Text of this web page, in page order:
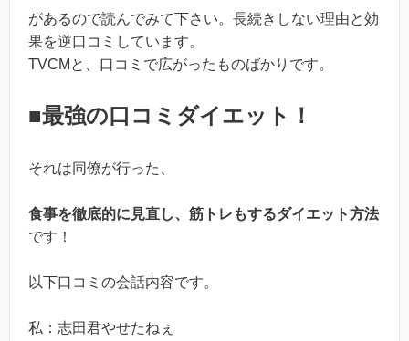
があるので読んでみて下さい。長続きしない理由と効
果を逆口コミしています。
TVCMと、口コミで広がったものばかりです。
■最強の口コミダイエット！
それは同僚が行った、
食事を徹底的に見直し、 筋トレもするダイエット方法
です！
以下口コミの会話内容です。
私：志田君やせたねぇ